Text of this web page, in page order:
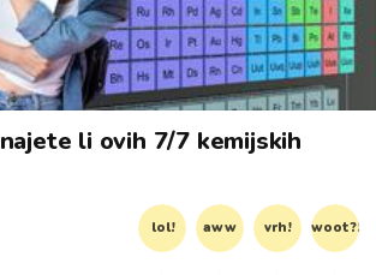
li ovih 7/7 kemijskih
lol! aww vrh! woot?!